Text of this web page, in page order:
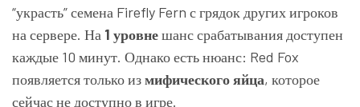
“украсть” семена Firefly Fern с грядок других игроков
на сервере. На 1 уровнешанс срабатывания доступен
каждые 10 минут. Однако есть нюанс: Red Fox
появляется только измифического яйца, которое
сейчас не доступно в игре.